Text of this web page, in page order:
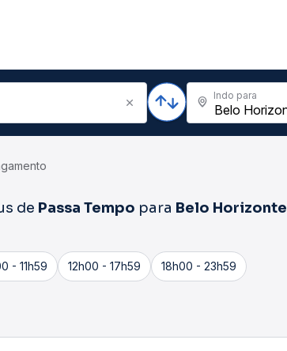
Indo para
de Passa Tempo para Belo Horizonte
- 11h59 12h00 - 17h59 18h00 - 23h59